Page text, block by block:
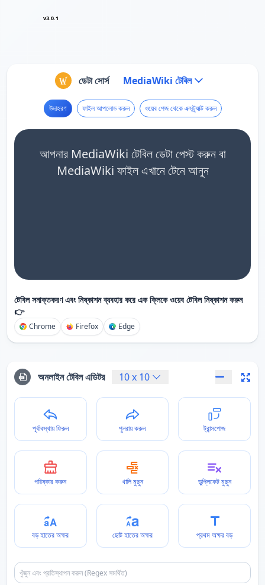
v3.0.1
ডেটা সোর্স MediaWiki টেবিল
উদাহরণ ফাইল আপলোড করুন ওয়েব পেজ থেকে এক্সট্র্যাক্ট করুন
আপনার MediaWiki টেবিল ডেটা পেস্ট করুন বা
MediaWiki ফাইল এখানে টেনে আনুন
টেবিল সনাক্তকরণ এবং নিষ্কাশন ব্যবহার করে এক ক্লিকে ওয়েব টেবিল নিষ্কাশন করুন
👉
Chrome Firefox Edge
অনলাইন টেবিল এডিটর 10x 10
পূর্বাবস্থায় ফিরুন পুনরায় করুন ট্রান্সপোজ
পরিষ্কার করুন খালি মুছুন ডুপ্লিকেট মুছুন
বড় হাতের অক্ষর ছোট হাতের অক্ষর প্রথম অক্ষর বড়